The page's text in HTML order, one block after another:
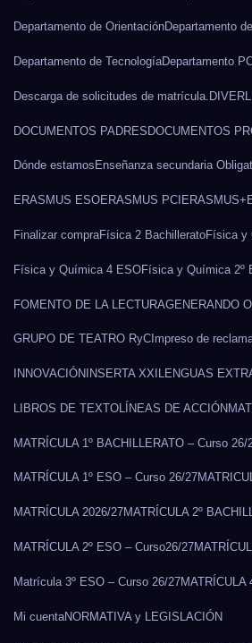
Departamento de OrientaciónDepartamento
Departamento de TecnologíaDepartamento
Descarga de solicitudes de matrícula.
DOCUMENTOS PADRESDOCUMENTOS
Dónde estamos Enseñanza secundaria
ERASMUS ESOERASMUS PCI ERASMUS+
Finalizar compraFísica 2 BachilleratoFísica y
Física y Química 4 ESOFísica y Química 2º
FOMENTO DE LA LECTURAGENERANDO
GRUPO DE TEATRO RyC Impreso de
INNOVACIÓN INSERTA XXI LENGUAS
LIBROS DE TEXTO LÍNEAS DE ACCIÓN
MATRÍCULA 1º BACHILLERATO – Curso 26/
MATRÍCULA 1º ESO – Curso 26/27
MATRÍCULA 2026/27MATRÍCULA 2º
MATRÍCULA 2º ESO – Curso26/27
Matrícula 3º ESO – Curso 26/27MATRÍCULA
Mi cuentaNORMATIVA y LEGISLACIÓN